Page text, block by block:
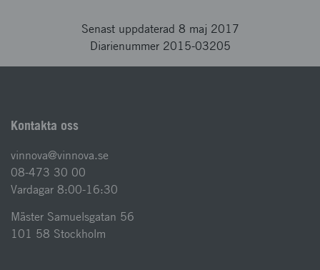
Senast uppdaterad 8 maj 2017
Diarienummer 2015-03205
Kontakta oss
vinnova@vinnova.se
08-473 30 00
Vardagar 8:00-16:30
Mäster Samuelsgatan 56
101 58 Stockholm